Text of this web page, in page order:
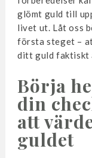
glömt guld till
livet ut. Låt oss
första steget –
ditt guld faktiskt
Börja
din
att
guldet